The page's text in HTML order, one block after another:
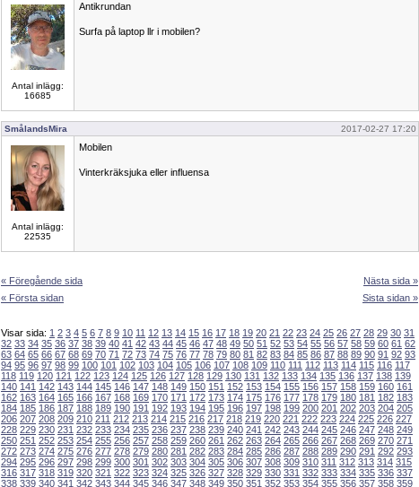
Antal inlägg:
16685
Antikrundan
Surfa på laptop llr i mobilen?
SmålandsMira 2017-02-27 17:20
Antal inlägg:
22535
Mobilen
Vinterkräksjuka eller influensa
« Föregående sida
« Första sidan
Nästa sida »
Sista sidan »
Visar sida: 1 2 3 4 5 6 7 8 9 10 11 12 13 14 15 16 17 18 19 20 21 22 23 24 25 26 27 28 29 30 31
32 33 34 35 36 37 38 39 40 41 42 43 44 45 46 47 48 49 50 51 52 53 54 55 56 57 58 59 60 61 62
63 64 65 66 67 68 69 70 71 72 73 74 75 76 77 78 79 80 81 82 83 84 85 86 87 88 89 90 91 92 93
94 95 96 97 98 99 100 101 102 103 104 105 106 107 108 109 110 111 112 113 114 115 116 117
118 119 120 121 122 123 124 125 126 127 128 129 130 131 132 133 134 135 136 137 138 139
140 141 142 143 144 145 146 147 148 149 150 151 152 153 154 155 156 157 158 159 160 161
162 163 164 165 166 167 168 169 170 171 172 173 174 175 176 177 178 179 180 181 182 183
184 185 186 187 188 189 190 191 192 193 194 195 196 197 198 199 200 201 202 203 204 205
206 207 208 209 210 211 212 213 214 215 216 217 218 219 220 221 222 223 224 225 226 227
228 229 230 231 232 233 234 235 236 237 238 239 240 241 242 243 244 245 246 247 248 249
250 251 252 253 254 255 256 257 258 259 260 261 262 263 264 265 266 267 268 269 270 271
272 273 274 275 276 277 278 279 280 281 282 283 284 285 286 287 288 289 290 291 292 293
294 295 296 297 298 299 300 301 302 303 304 305 306 307 308 309 310 311 312 313 314 315
316 317 318 319 320 321 322 323 324 325 326 327 328 329 330 331 332 333 334 335 336 337
338 339 340 341 342 343 344 345 346 347 348 349 350 351 352 353 354 355 356 357 358 359